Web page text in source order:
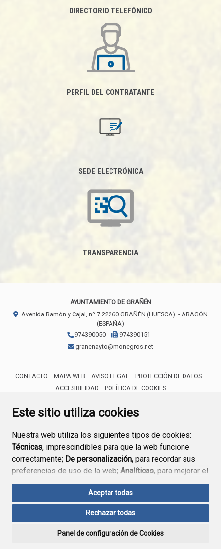
Este sitio utiliza cookies
Nuestra web utiliza los siguientes tipos de cookies:
Técnicas, imprescindibles para que la web funcione
correctamente; De personalización, para recordar sus
preferencias de uso de la web; Analíticas, para mejorar el
funcionamiento de la web y sus servicios.
Si acepta pulsando el botón“Aceptar todas”
consideramos que acepta su uso. Si pulsa el botón
ninguna acción, se guardarán las cookies técnicas
Aceptar todas
Rechazar todas
Panel de configuración de Cookies
DIRECTORIO TELEFÓNICO
PERFIL DEL CONTRATANTE
SEDE ELECTRÓNICA
TRANSPARENCIA
AYUNTAMIENTO DE GRAÑÉN
Avenida Ramón y Cajal, nº 7 22260 GRAÑÉN (HUESCA) - ARAGÓN
(ESPAÑA)
974390050
974390151
granenayto@monegros.net
CONTACTO MAPA WEB AVISO LEGAL
PROTECCIÓN DE DATOS
ACCESIBILIDAD
POLÍTICA DE COOKIES